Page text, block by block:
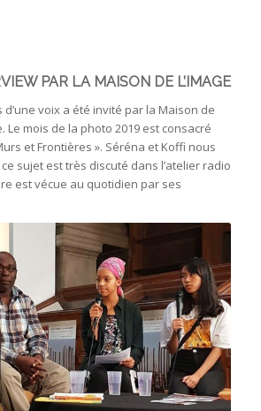
PAR LA MAISON DE L’IMAGE
d’une voix a été invité par la Maison de
Le mois de la photo 2019 est consacré
et Frontières ». Séréna et Koffi nous
sujet est très discuté dans l’atelier radio
est vécue au quotidien par ses